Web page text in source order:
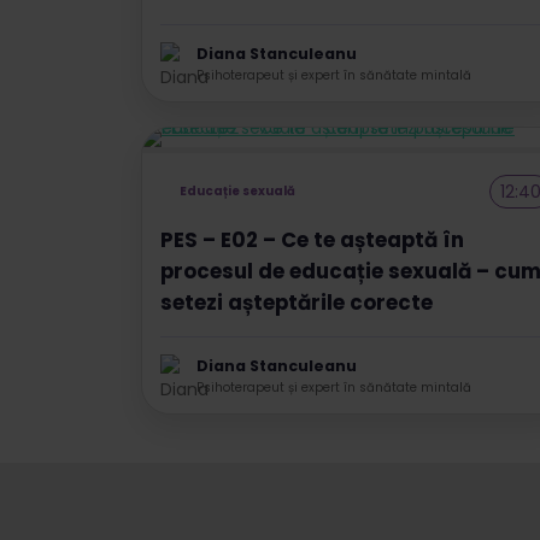
Diana Stanculeanu
Psihoterapeut și expert în sănătate mintală
Educație sexuală 12:40
PES – E02 – Ce te așteaptă în
procesul de educație sexuală – cum
setezi așteptările corecte
Diana Stanculeanu
Psihoterapeut și expert în sănătate mintală